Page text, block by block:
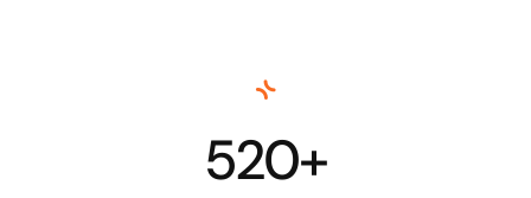
520+